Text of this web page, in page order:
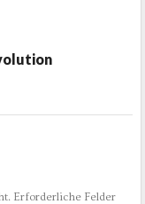
Erforderliche Felder